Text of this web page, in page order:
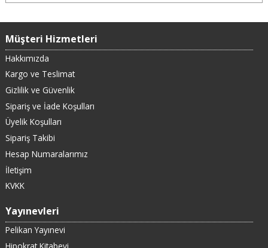
Müşteri Hizmetleri
Hakkımızda
Kargo ve Teslimat
Gizlilik ve Güvenlik
Sipariş ve İade Koşulları
Üyelik Koşulları
Sipariş Takibi
Hesap Numaralarımız
İletişim
KVKK
Yayınevleri
Pelikan Yayınevi